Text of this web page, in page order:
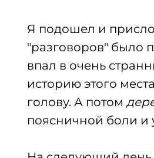
Я подошел и
"разговоров" было
впал в очень
историю этого
голову. А потом
поясничной боли и